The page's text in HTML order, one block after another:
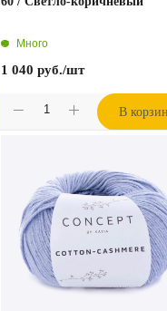
Много
1 040 руб./шт
В